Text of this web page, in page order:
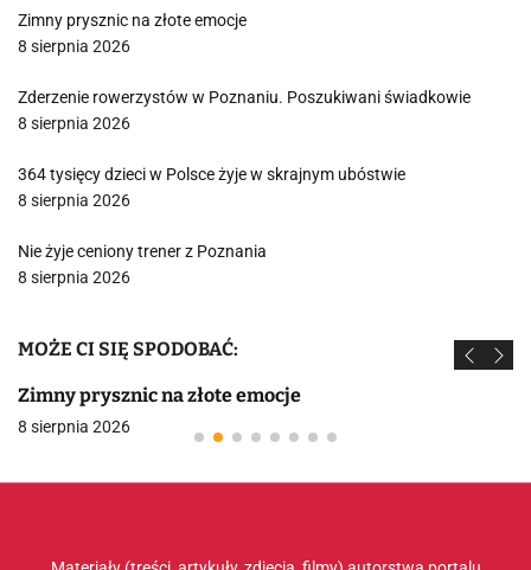
Zimny prysznic na złote emocje
8 sierpnia 2026
Zderzenie rowerzystów w Poznaniu. Poszukiwani świadkowie
8 sierpnia 2026
364 tysięcy dzieci w Polsce żyje w skrajnym ubóstwie
8 sierpnia 2026
Nie żyje ceniony trener z Poznania
8 sierpnia 2026
MOŻE CI SIĘ SPODOBAĆ:
Zimny prysznic na złote emocje
8 sierpnia 2026